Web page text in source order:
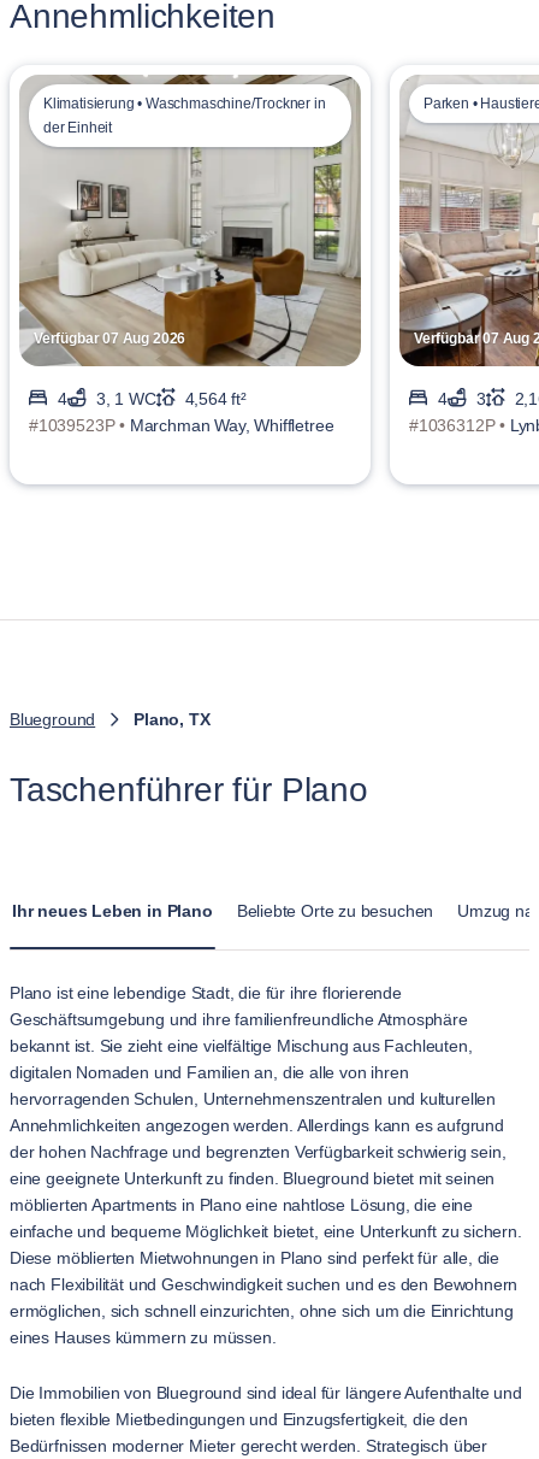
Annehmlichkeiten
Verfügbar 07 Aug 2026
Klimatisierung • Waschmaschine/Trockner in
der Einheit
4 3, 1 WC
4,564 ft²
#1039523P • Marchman Way, Whiffletree
Verfügbar 07 Aug
Parken •
4 3
#1036312P •
Blueground Plano, TX
Taschenführer für Plano
Ihr neues Leben in Plano Beliebte Orte zu besuchen Umzug
Plano ist eine lebendige Stadt, die für ihre florierende
Geschäftsumgebung und ihre familienfreundliche Atmosphäre
bekannt ist. Sie zieht eine vielfältige Mischung aus Fachleuten,
digitalen Nomaden und Familien an, die alle von ihren
hervorragenden Schulen, Unternehmenszentralen und kulturellen
Annehmlichkeiten angezogen werden. Allerdings kann es aufgrund
der hohen Nachfrage und begrenzten Verfügbarkeit schwierig sein,
eine geeignete Unterkunft zu finden. Blueground bietet mit seinen
möblierten Apartments in Plano eine nahtlose Lösung, die eine
einfache und bequeme Möglichkeit bietet, eine Unterkunft zu sichern.
Diese möblierten Mietwohnungen in Plano sind perfekt für alle, die
nach Flexibilität und Geschwindigkeit suchen und es den Bewohnern
ermöglichen, sich schnell einzurichten, ohne sich um die Einrichtung
eines Hauses kümmern zu müssen.
Die Immobilien von Blueground sind ideal für längere Aufenthalte und
bieten flexible Mietbedingungen und Einzugsfertigkeit, die den
Bedürfnissen moderner Mieter gerecht werden. Strategisch über